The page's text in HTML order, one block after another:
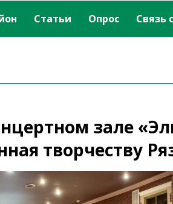
Статьи Опрос Связь
зале
творчеству